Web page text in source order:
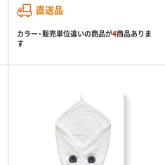
直送品
カラー・販売単位違いの商品が4商品ありま
す